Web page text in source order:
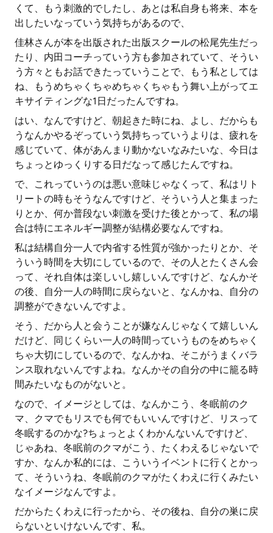
くて、もう刺激的でしたし、あとは私自身も将来、本を
出したいなっていう気持ちがあるので、
佳林さんが本を出版された出版スクールの松尾先生だっ
たり、内田コーチっていう方も参加されていて、そうい
う方々ともお話できたっていうことで、もう私としては
ね、もうめちゃくちゃめちゃくちゃもう舞い上がってエ
キサイティングな1日だったんですね。
はい、なんですけど、朝起きた時にね、よし、だからも
うなんかやるぞっていう気持ちっていうよりは、疲れを
感じていて、体があんまり動かないなみたいな、今日は
ちょっとゆっくりする日だなって感じたんですね。
で、これっていうのは悪い意味じゃなくって、私はリト
リートの時もそうなんですけど、そういう人と集まった
りとか、何か普段ない刺激を受けた後とかって、私の場
合は特にエネルギー調整が結構必要なんですね。
私は結構自分一人で内省する性質が強かったりとか、そ
ういう時間を大切にしているので、その人とたくさん会
って、それ自体は楽しいし嬉しいんですけど、なんかそ
の後、自分一人の時間に戻らないと、なんかね、自分の
調整ができないんですよ。
そう、だから人と会うことが嫌なんじゃなくて嬉しいん
だけど、同じくらい一人の時間っていうものをめちゃく
ちゃ大切にしているので、なんかね、そこがうまくバラ
ンス取れないんですよね。なんかその自分の中に籠る時
間みたいなものがないと。
なので、イメージとしては、なんかこう、冬眠前のク
マ、クマでもリスでも何でもいいんですけど、リスって
冬眠するのかな?ちょっとよくわかんないんですけど、
じゃあね、冬眠前のクマがこう、たくわえるじゃないで
すか、なんか私的には、こういうイベントに行くとかっ
て、そういうね、冬眠前のクマがたくわえに行くみたい
なイメージなんですよ。
だからたくわえに行ったから、その後ね、自分の巣に戻
らないといけないんです、私。